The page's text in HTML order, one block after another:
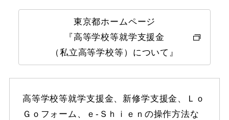
東京都ホームページ
『高等学校等就学支援金
（私立高等学校等）について』
高等学校等就学支援金、新修学支援金、Ｌｏ
Ｇｏフォーム、ｅ‐Ｓｈｉｅｎの操作方法な